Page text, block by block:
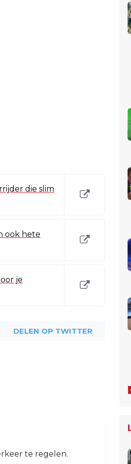
die slim
ook hete
je
DELEN OP TWITTER
te regelen.